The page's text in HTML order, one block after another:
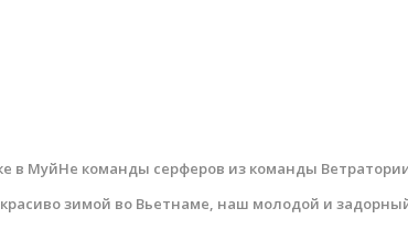
в МуйНе команды серферов из команды
зимой во Вьетнаме, наш молодой и